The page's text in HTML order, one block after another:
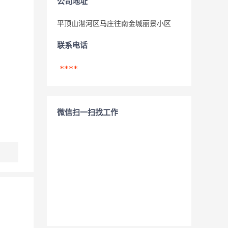
平顶山湛河区马庄往南金城丽景小区
联系电话
****
微信扫一扫找工作